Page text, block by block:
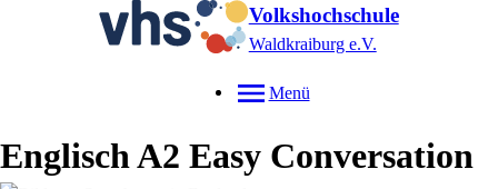
Volkshochschule
Waldkraiburg e.V.
Menü
Englisch A2 Easy Conversation